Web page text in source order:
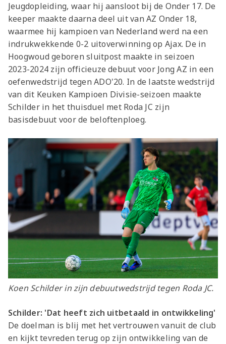
Jeugdopleiding, waar hij aansloot bij de Onder 17. De
keeper maakte daarna deel uit van AZ Onder 18,
waarmee hij kampioen van Nederland werd na een
indrukwekkende 0-2 uitoverwinning op Ajax. De in
Hoogwoud geboren sluitpost maakte in seizoen
2023-2024 zijn officieuze debuut voor Jong AZ in een
oefenwedstrijd tegen ADO'20. In de laatste wedstrijd
van dit Keuken Kampioen Divisie-seizoen maakte
Schilder in het thuisduel met Roda JC zijn
basisdebuut voor de beloftenploeg.
Koen Schilder in zijn debuutwedstrijd tegen Roda JC.
Schilder: 'Dat heeft zich uitbetaald in ontwikkeling'
De doelman is blij met het vertrouwen vanuit de club
en kijkt tevreden terug op zijn ontwikkeling van de